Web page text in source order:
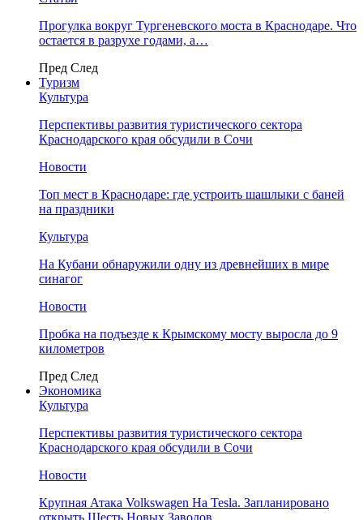
Прогулка вокруг Тургеневского моста в Краснодаре. Что
остается в разрухе годами, а…
Пред След
Туризм
Культура
Перспективы развития туристического сектора
Краснодарского края обсудили в Сочи
Новости
Топ мест в Краснодаре: где устроить шашлыки с баней
на праздники
Культура
На Кубани обнаружили одну из древнейших в мире
синагог
Новости
Пробка на подъезде к Крымскому мосту выросла до 9
километров
Пред След
Экономика
Культура
Перспективы развития туристического сектора
Краснодарского края обсудили в Сочи
Новости
Крупная Атака Volkswagen На Tesla. Запланировано
открыть Шесть Новых Заводов